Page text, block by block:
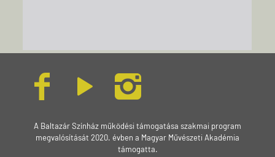
A Baltazár Színház működési támogatása szakmai program
megvalósítását 2020. évben a Magyar Művészeti Akadémia
támogatta.